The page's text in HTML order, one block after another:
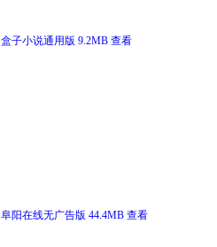
盒子小说通用版 9.2MB 查看
阜阳在线无广告版 44.4MB 查看